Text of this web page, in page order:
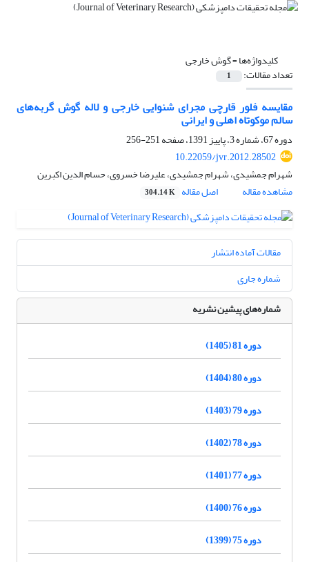
کلیدواژه‌ها =گوش خارجی
تعداد مقالات: 1
مقایسه فلور قارچی مجرای شنوایی خارجی و لاله گوش گربه‌های
سالم موکوتاه اهلی و ایرانی
دوره 67، شماره 3، پاییز 1391، صفحه
251-256
10.22059/jvr.2012.28502
شهرام جمشیدی، شهرام جمشیدی، علیرضا خسروی، حسام الدین اکبرین
مشاهده مقاله
اصل مقاله 304.14 K
مقالات آماده انتشار
شماره جاری
شماره‌های پیشین نشریه
دوره 81 (1405)
دوره 80 (1404)
دوره 79 (1403)
دوره 78 (1402)
دوره 77 (1401)
دوره 76 (1400)
دوره 75 (1399)